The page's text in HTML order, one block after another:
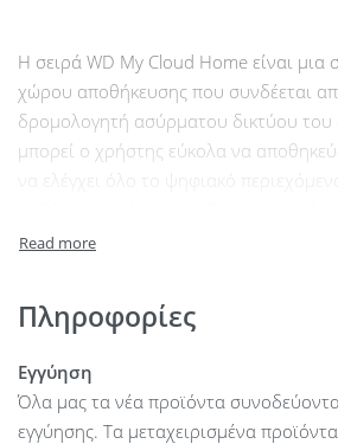
Η σειρά WD Μy Cloud Home είναι μια
χώρου αποθήκευσης που συνδέεται
δρομολογητή ασύρματου δικτύου του
μπορεί ο χρήστης εύκολα να
να ελέγχει όλο το ψηφιακό
τη δυνατότητα αυτόματης
πρόσβασης και συγχρονισμό
υπολογιστή.
Πληροφορίες
Εγγύηση
Όλα μας τα νέα προϊόντα
εγγύησης. Τα μεταχειρισμένα